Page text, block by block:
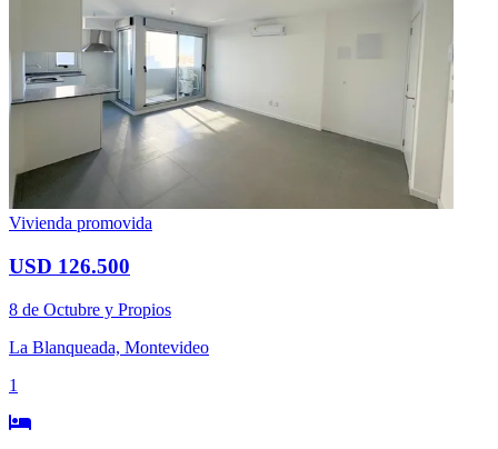
Vivienda promovida
USD 126.500
8 de Octubre y Propios
La Blanqueada, Montevideo
1